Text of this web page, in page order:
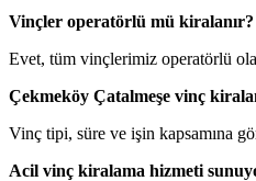
Vinçler operatörlü mü kiralanır?
Evet, tüm vinçlerimiz operatörlü
Çekmeköy Çatalmeşe vinç
Vinç tipi, süre ve işin kapsamına
Acil vinç kiralama hizmeti